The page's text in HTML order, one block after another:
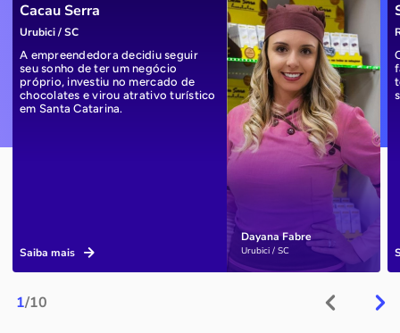
1/10
Dayana Fabre
Urubici / SC
Cacau Serra
Urubici / SC
A empreendedora decidiu seguir
seu sonho de ter um negócio
próprio, investiu no mercado de
chocolates e virou atrativo turístico
em Santa Catarina.
Saiba mais